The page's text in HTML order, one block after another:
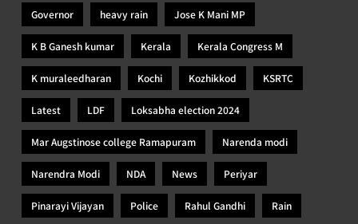
Governor heavy rain Jose K Mani MP
K B Ganesh kumar Kerala Kerala Congress M
K muraleedharan Kochi Kozhikkod KSRTC
Latest LDF Loksabha election 2024
Mar Augstinose college Ramapuram Narenda modi
Narendra Modi NDA News Periyar
Pinarayi Vijayan Police Rahul Gandhi Rain